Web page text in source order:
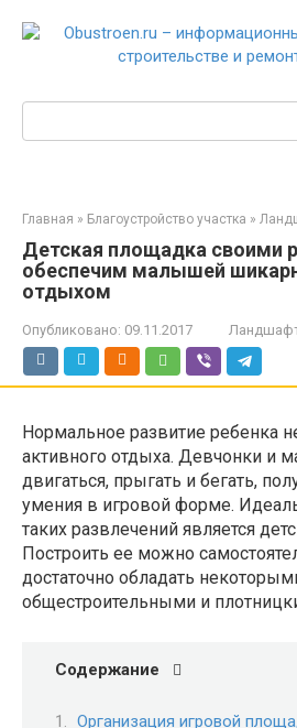
Поиск:
Главная » Благоустройство участка »
Детская площадка своими
обеспечим малышей
отдыхом
Опубликовано: 09.11.2017
Нормальное развитие ребенка
активного отдыха. Девчонки и
двигаться, прыгать и бегать,
умения в игровой форме.
таких развлечений является
Построить ее можно
достаточно обладать
общестроительными и
Содержание
Организация игровой